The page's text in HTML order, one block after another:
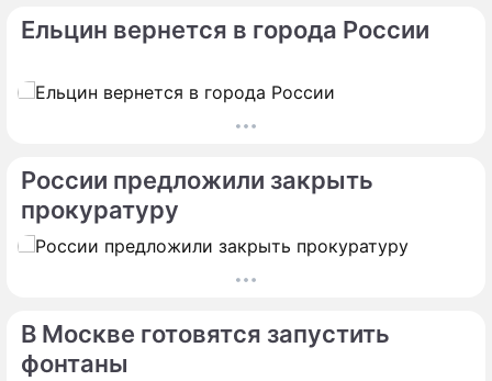
Ельцин вернется в города России
России предложили закрыть
прокуратуру
В Москве готовятся запустить
фонтаны